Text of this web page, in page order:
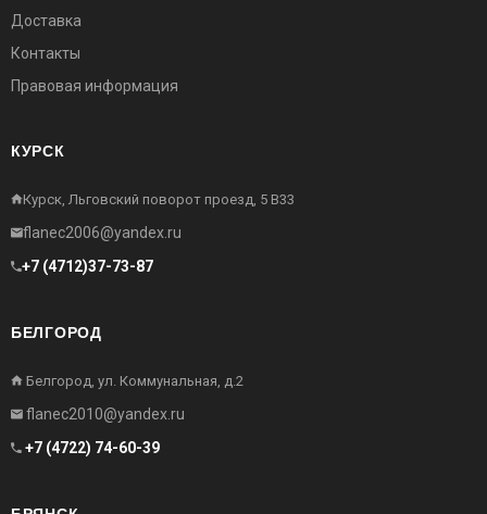
Доставка
Контакты
Правовая информация
КУРСК
Курск, Льговский поворот проезд, 5 В33
flanec2006@yandex.ru
+7 (4712)37-73-87
БЕЛГОРОД
Белгород, ул. Коммунальная, д.2
flanec2010@yandex.ru
+7 (4722) 74-60-39